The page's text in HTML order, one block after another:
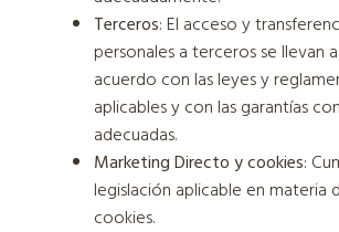
Terceros: El acceso y
personales a terceros se llevan
acuerdo con las leyes y
aplicables y con las garantías
adecuadas.
Marketing Directo y cookies:
legislación aplicable en materia
cookies.